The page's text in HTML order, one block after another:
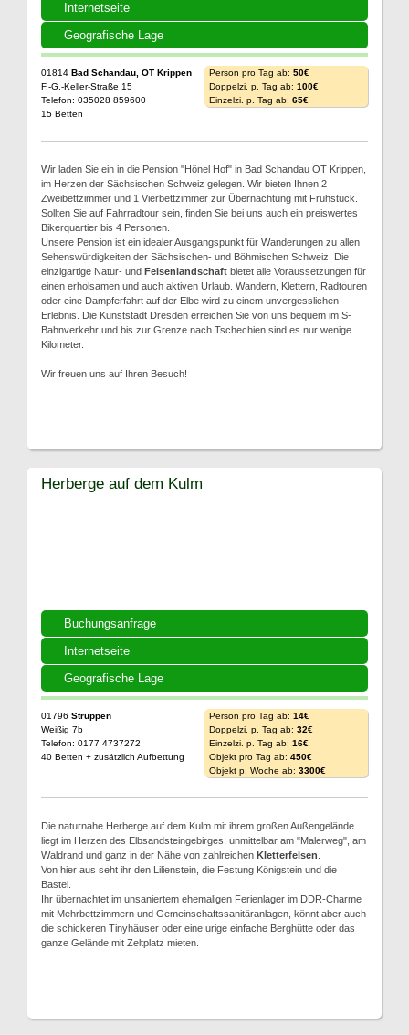
Internetseite
Geografische Lage
01814 Bad Schandau, OT Krippen
F.-G.-Keller-Straße 15
Telefon: 035028 859600
15 Betten
Person pro Tag ab: 50€
Doppelzi. p. Tag ab: 100€
Einzelzi. p. Tag ab: 65€
Wir laden Sie ein in die Pension "Hönel Hof" in Bad Schandau OT Krippen,
im Herzen der Sächsischen Schweiz gelegen. Wir bieten Ihnen 2
Zweibettzimmer und 1 Vierbettzimmer zur Übernachtung mit Frühstück.
Sollten Sie auf Fahrradtour sein, finden Sie bei uns auch ein preiswertes
Bikerquartier bis 4 Personen.
Unsere Pension ist ein idealer Ausgangspunkt für Wanderungen zu allen
Sehenswürdigkeiten der Sächsischen- und Böhmischen Schweiz. Die
einzigartige Natur- und Felsenlandschaft bietet alle Voraussetzungen für
einen erholsamen und auch aktiven Urlaub. Wandern, Klettern, Radtouren
oder eine Dampferfahrt auf der Elbe wird zu einem unvergesslichen
Erlebnis. Die Kunststadt Dresden erreichen Sie von uns bequem im S-
Bahnverkehr und bis zur Grenze nach Tschechien sind es nur wenige
Kilometer.
Wir freuen uns auf Ihren Besuch!
Buchungsanfrage
Internetseite
Geografische Lage
Herberge auf dem Kulm
01796 Struppen
Weißig 7b
Telefon: 0177 4737272
40 Betten + zusätzlich Aufbettung
Person pro Tag ab: 14€
Doppelzi. p. Tag ab: 32€
Einzelzi. p. Tag ab: 16€
Objekt pro Tag ab: 450€
Objekt p. Woche ab: 3300€
Die naturnahe Herberge auf dem Kulm mit ihrem großen Außengelände
liegt im Herzen des Elbsandsteingebirges, unmittelbar am "Malerweg", am
Waldrand und ganz in der Nähe von zahlreichen Kletterfelsen
Von hier aus seht ihr den Lilienstein, die Festung Königstein und die
Bastei.
Ihr übernachtet im unsaniertem ehemaligen Ferienlager im DDR-Charme
mit Mehrbettzimmern und Gemeinschaftssanitäranlagen, könnt aber auch
die schickeren Tinyhäuser oder eine urige einfache Berghütte oder das
ganze Gelände mit Zeltplatz mieten.